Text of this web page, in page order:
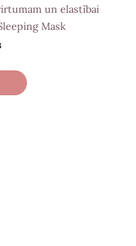
un elastībai
Mask